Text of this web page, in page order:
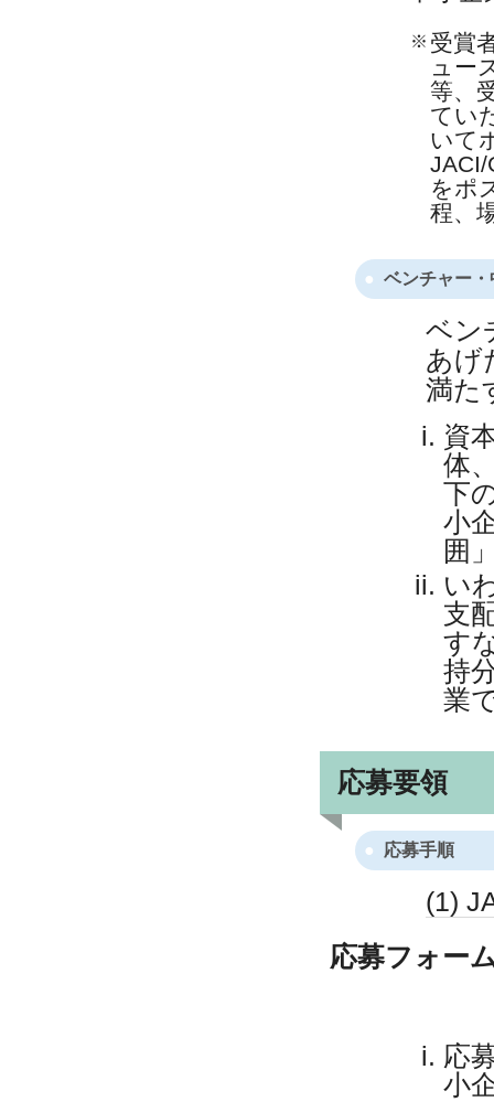
※ 受賞
ュー
等、
てい
いて
JACI/
をポ
程、
ベンチャー
ベン
あげ
満た
資
体
下
小
囲
い
支
す
持
業
応募要領
応募手順
(1)
応募フォー
応
小